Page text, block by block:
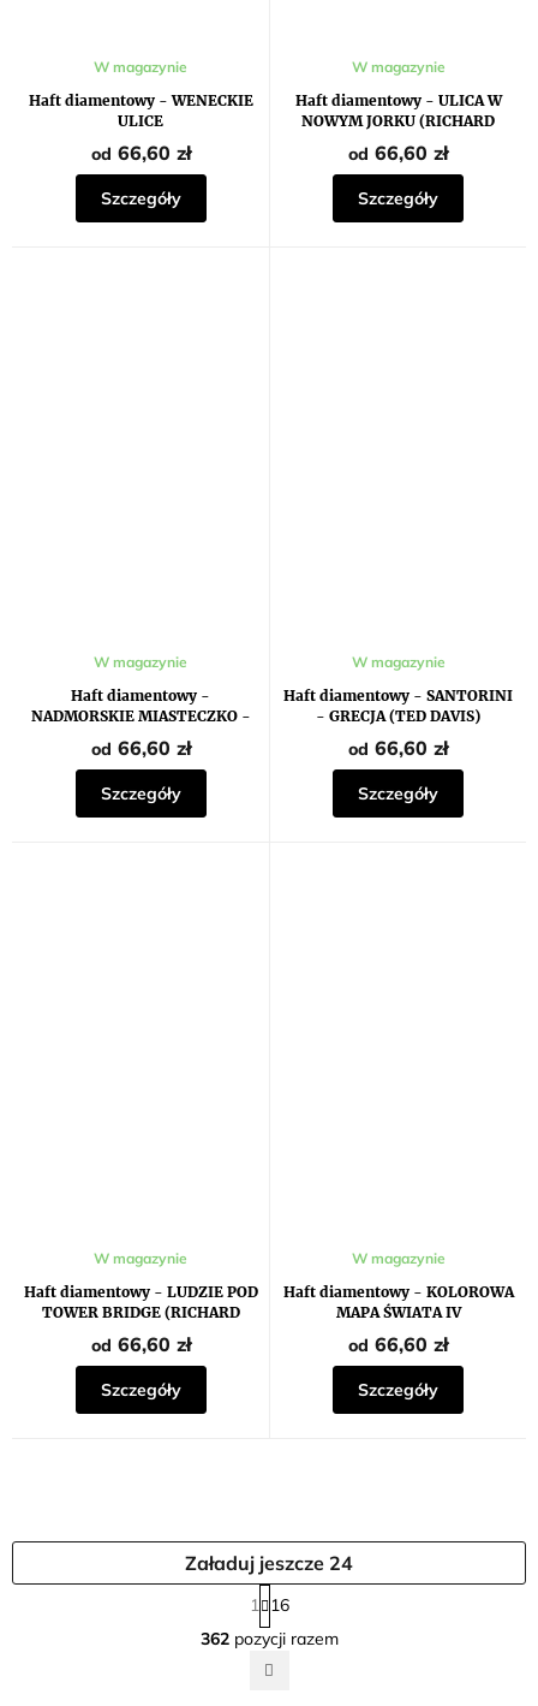
Haft diamentowy - WENECKIE
ULICE
W magazynie
od 66,60 zł
Szczegóły
Haft diamentowy - ULICA W
NOWYM JORKU (RICHARD
MACNEIL)
W magazynie
od 66,60 zł
Szczegóły
Haft diamentowy -
NADMORSKIE MIASTECZKO -
WŁOCHY (TED DAVIS)
W magazynie
od 66,60 zł
Szczegóły
Haft diamentowy - SANTORINI
- GRECJA (TED DAVIS)
W magazynie
od 66,60 zł
Szczegóły
Haft diamentowy - LUDZIE POD
TOWER BRIDGE (RICHARD
W magazynie
od 66,60 zł
Szczegóły
Haft diamentowy - KOLOROWA
MAPA ŚWIATA IV
W magazynie
od 66,60 zł
Szczegóły
K
o
Załaduj jeszcze 24
P
a
g
i
1 16
362pozycji razem